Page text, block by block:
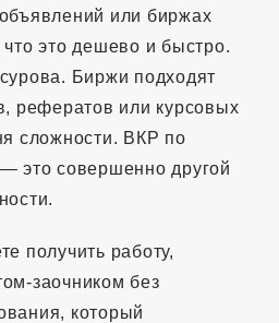
или биржах
это дешево и быстро.
Биржи подходят
рефератов или курсовых
сложности. ВКР по
это совершенно другой
получить работу,
заочником без
который